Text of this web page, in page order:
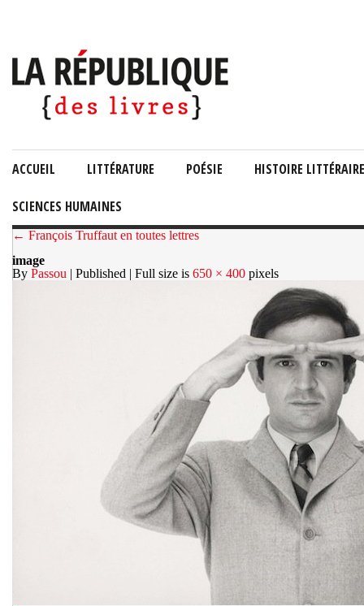
ACCUEIL LITTÉRATURE POÉSIE HISTOIRE LITTÉRAIRE
SCIENCES HUMAINES
← François Truffaut en toutes lettres
image
By Passou | Published | Full size is 650 × 400 pixels